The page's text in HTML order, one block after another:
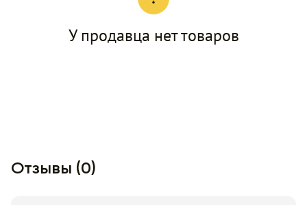
У продавца нет товаров
Отзывы (0)